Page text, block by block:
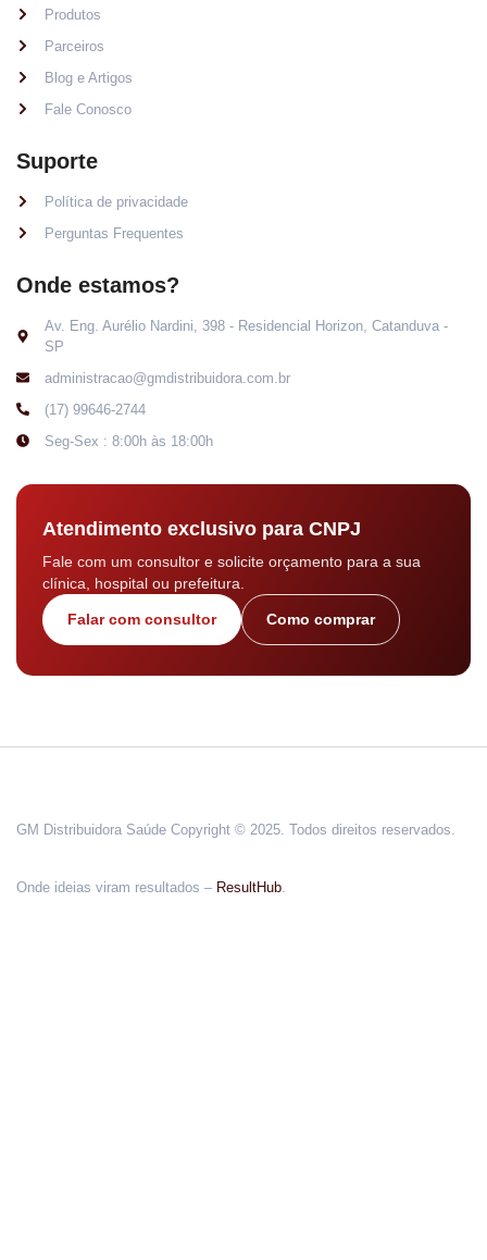
Produtos
Parceiros
Blog e Artigos
Fale Conosco
Suporte
Política de privacidade
Perguntas Frequentes
Onde estamos?
Av. Eng. Aurélio Nardini, 398 - Residencial Horizon, Catanduva -
SP
administracao@gmdistribuidora.com.br
(17) 99646-2744
Seg-Sex : 8:00h às 18:00h
Atendimento exclusivo para CNPJ
Fale com um consultor e solicite orçamento para a sua
clínica, hospital ou prefeitura.
Falar com consultor Como comprar
GM Distribuidora Saúde Copyright © 2025. Todos direitos reservados.
Onde ideias viram resultados – ResultHub.